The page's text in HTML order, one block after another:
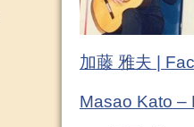
加藤 雅夫 |
Masao Kato –